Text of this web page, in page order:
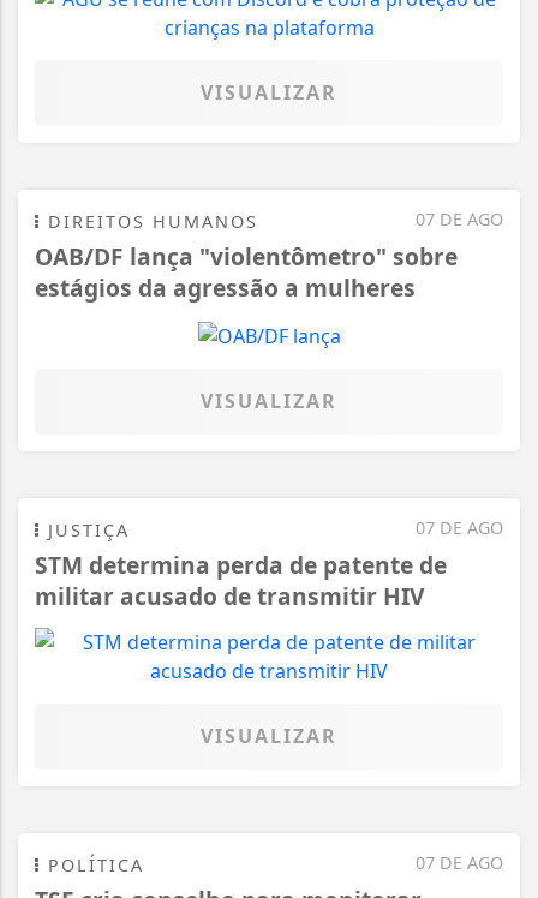
VISUALIZAR
07 DE AGO
DIREITOS HUMANOS
OAB/DF lança "violentômetro" sobre
estágios da agressão a mulheres
VISUALIZAR
07 DE AGO
JUSTIÇA
STM determina perda de patente de
militar acusado de transmitir HIV
VISUALIZAR
07 DE AGO
POLÍTICA